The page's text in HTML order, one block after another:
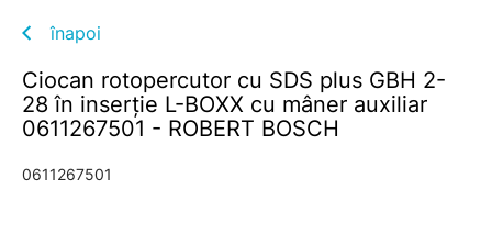
înapoi
Ciocan rotopercutor cu SDS plus GBH 2-
28 în inserţie L-BOXX cu mâner auxiliar
0611267501 - ROBERT BOSCH
0611267501